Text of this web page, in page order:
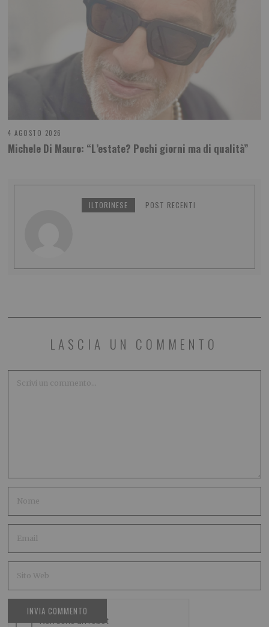
4 AGOSTO 2026
Michele Di Mauro: “L’estate? Pochi giorni ma di qualità”
ILTORINESE POST RECENTI
LASCIA UN COMMENTO